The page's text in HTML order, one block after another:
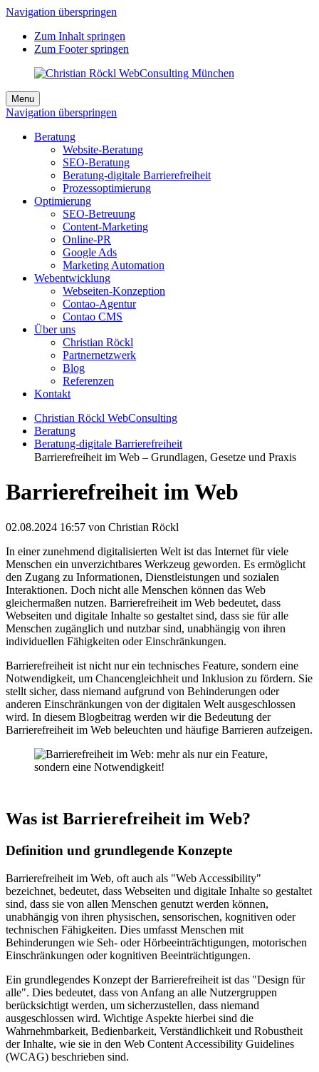
Navigation überspringen
Zum Inhalt springen
Zum Footer springen
Menu
Navigation überspringen
Beratung
Website-Beratung
SEO-Beratung
Beratung-digitale Barrierefreiheit
Prozessoptimierung
Optimierung
SEO-Betreuung
Content-Marketing
Online-PR
Google Ads
Marketing Automation
Webentwicklung
Webseiten-Konzeption
Contao-Agentur
Contao CMS
Über uns
Christian Röckl
Partnernetzwerk
Blog
Referenzen
Kontakt
Christian Röckl WebConsulting
Beratung
Beratung-digitale Barrierefreiheit
Barrierefreiheit im Web – Grundlagen, Gesetze und Praxis
Barrierefreiheit im Web
02.08.2024 16:57 von Christian Röckl
In einer zunehmend digitalisierten Welt ist das Internet für viele
Menschen ein unverzichtbares Werkzeug geworden. Es ermöglicht
den Zugang zu Informationen, Dienstleistungen und sozialen
Interaktionen. Doch nicht alle Menschen können das Web
gleichermaßen nutzen. Barrierefreiheit im Web bedeutet, dass
Webseiten und digitale Inhalte so gestaltet sind, dass sie für alle
Menschen zugänglich und nutzbar sind, unabhängig von ihren
individuellen Fähigkeiten oder Einschränkungen.
Barrierefreiheit ist nicht nur ein technisches Feature, sondern eine
Notwendigkeit, um Chancengleichheit und Inklusion zu fördern. Sie
stellt sicher, dass niemand aufgrund von Behinderungen oder
anderen Einschränkungen von der digitalen Welt ausgeschlossen
wird. In diesem Blogbeitrag werden wir die Bedeutung der
Barrierefreiheit im Web beleuchten und häufige Barrieren aufzeigen.
Was ist Barrierefreiheit im Web?
Definition und grundlegende Konzepte
Barrierefreiheit im Web, oft auch als "Web Accessibility"
bezeichnet, bedeutet, dass Webseiten und digitale Inhalte so gestaltet
sind, dass sie von allen Menschen genutzt werden können,
unabhängig von ihren physischen, sensorischen, kognitiven oder
technischen Fähigkeiten. Dies umfasst Menschen mit
Behinderungen wie Seh- oder Hörbeeinträchtigungen, motorischen
Einschränkungen oder kognitiven Beeinträchtigungen.
Ein grundlegendes Konzept der Barrierefreiheit ist das "Design für
alle". Dies bedeutet, dass von Anfang an alle Nutzergruppen
berücksichtigt werden, um sicherzustellen, dass niemand
ausgeschlossen wird. Wichtige Aspekte hierbei sind die
Wahrnehmbarkeit, Bedienbarkeit, Verständlichkeit und Robustheit
der Inhalte, wie sie in den Web Content Accessibility Guidelines
(WCAG) beschrieben sind.